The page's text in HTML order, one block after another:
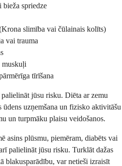
bieža spriedze
slimība vai čūlainais kolīts)
vai trauma
muskuļi
tīrīšana
jūsu risku. Diēta ar zemu
uzņemšana un fizisko aktivitāšu
un turpmāku plaisu veidošanos.
asins plūsmu, piemēram, diabēts vai
palielināt jūsu risku. Turklāt dažas
blakusparādību, var netieši izraisīt